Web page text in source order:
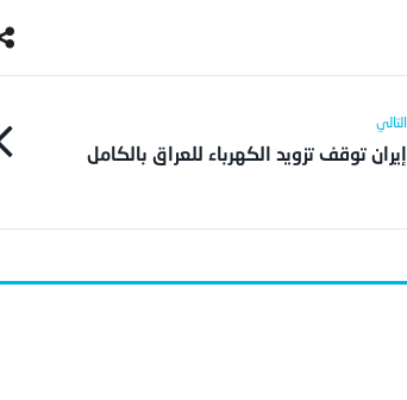
إيران توقف تزويد الكهرباء للعراق بالكامل